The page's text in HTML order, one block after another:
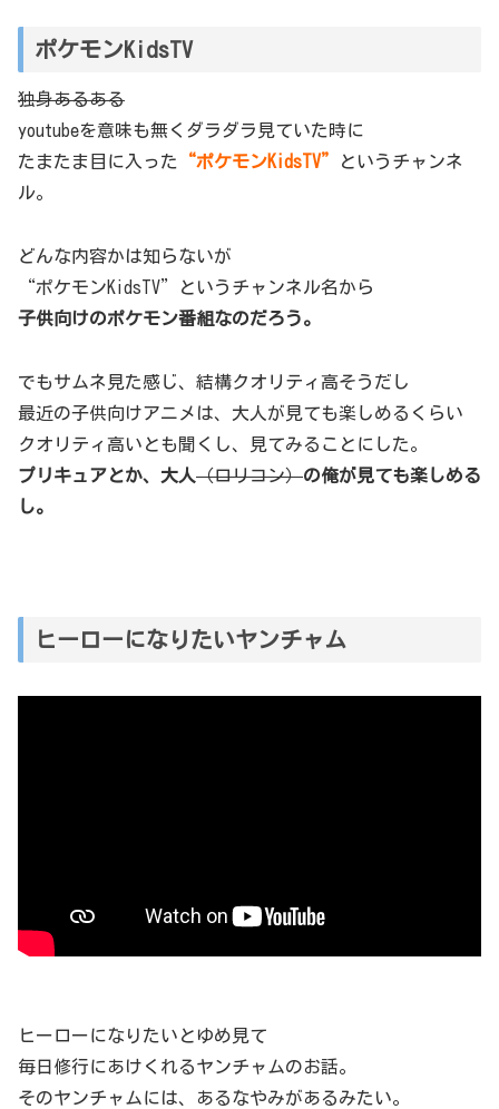
ポケモンKidsTV
独身あるある
youtubeを意味も無くダラダラ見ていた時に
たまたま目に入った
“ポケモンKidsTV”
というチャンネ
ル。
どんな内容かは知らないが
“ポケモンKidsTV”というチャンネル名から
子供向けのポケモン番組なのだろう。
でもサムネ見た感じ、結構クオリティ高そうだし
最近の子供向けアニメは、大人が見ても楽しめるくらい
クオリティ高いとも聞くし、見てみることにした。
プリキュアとか、大人（ロリコン）の俺が見ても楽しめる
し。
ヒーローになりたいヤンチャム
ヒーローになりたいとゆめ見て
毎日修行にあけくれるヤンチャムのお話。
そのヤンチャムには、あるなやみがあるみたい。